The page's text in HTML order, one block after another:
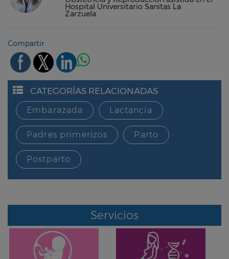
Hospital Universitario Sanitas La
Zarzuela.
Compartir
CATEGORÍAS RELACIONADAS
Embarazada Lactancia
Padres primerizos Parto
Postparto
Servicios